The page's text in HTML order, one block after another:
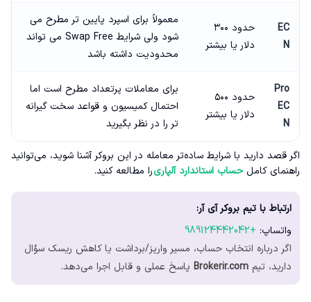
EC
N
حدود ۳۰۰
دلار یا بیشتر
معمولاً برای اسپرد پایین تر مطرح می
شود ولی شرایط Swap Free می تواند
محدودیت داشته باشد
Pro
EC
N
حدود ۵۰۰
دلار یا بیشتر
برای معاملات پرتعداد مطرح است اما
احتمال کمیسیون و قواعد سخت گیرانه
تر را در نظر بگیرید
اگر قصد دارید با شرایط ساده‌تر معامله در این بروکر آشنا شوید، می‌توانید
راهنمای کامل حساب استاندارد آلپاریرا مطالعه کنید.
ارتباط با تیم بروکر آی آر:
واتساپ: +989124442042
اگر درباره انتخاب حساب، مسیر واریز/برداشت یا کاهش ریسک سؤال
دارید، تیم Brokerir.com پاسخ عملی و قابل اجرا می‌دهد.